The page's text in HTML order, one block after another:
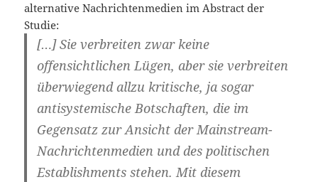
alternative Nachrichtenmedien im Abstract der
Studie:
[…] Sie verbreiten zwar keine
offensichtlichen Lügen, aber sie verbreiten
überwiegend allzu kritische, ja sogar
antisystemische Botschaften, die im
Gegensatz zur Ansicht der Mainstream-
Nachrichtenmedien und des politischen
Establishments stehen. Mit diesem